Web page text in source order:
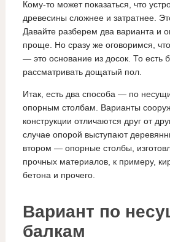
Кому-то может показаться, что
древесины сложнее и затратнее.
Давайте разберем два варианта и
проще. Но сразу же оговоримся,
— это основание из досок. То есть
рассматривать дощатый пол.
Итак, есть два способа — по
опорным столбам. Варианты
конструкции отличаются друг от
случае опорой выступают
втором — опорные столбы,
прочных материалов, к примеру,
бетона и прочего.
Вариант по
балкам